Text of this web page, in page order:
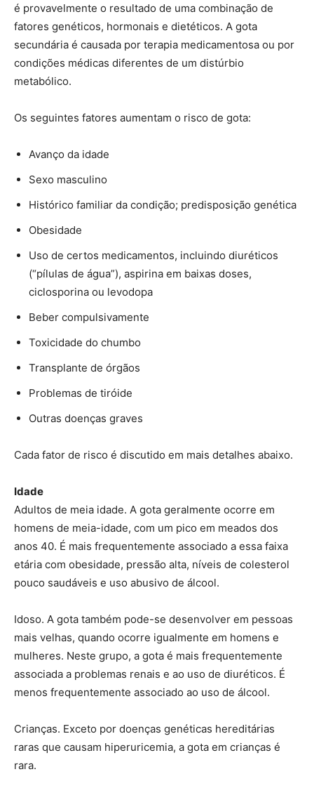
é provavelmente o resultado de uma combinação de
fatores genéticos, hormonais e dietéticos. A gota
secundária é causada por terapia medicamentosa ou por
condições médicas diferentes de um distúrbio
metabólico.
Os seguintes fatores aumentam o risco de gota:
Avanço da idade
Sexo masculino
Histórico familiar da condição; predisposição genética
Obesidade
Uso de certos medicamentos, incluindo diuréticos
(“pílulas de água”), aspirina em baixas doses,
ciclosporina ou levodopa
Beber compulsivamente
Toxicidade do chumbo
Transplante de órgãos
Problemas de tiróide
Outras doenças graves
Cada fator de risco é discutido em mais detalhes abaixo.
Idade
Adultos de meia idade. A gota geralmente ocorre em
homens de meia-idade, com um pico em meados dos
anos 40. É mais frequentemente associado a essa faixa
etária com obesidade, pressão alta, níveis de colesterol
pouco saudáveis ​​e uso abusivo de álcool.
Idoso. A gota também pode-se desenvolver em pessoas
mais velhas, quando ocorre igualmente em homens e
mulheres. Neste grupo, a gota é mais frequentemente
associada a problemas renais e ao uso de diuréticos. É
menos frequentemente associado ao uso de álcool.
Crianças. Exceto por doenças genéticas hereditárias
raras que causam hiperuricemia, a gota em crianças é
rara.